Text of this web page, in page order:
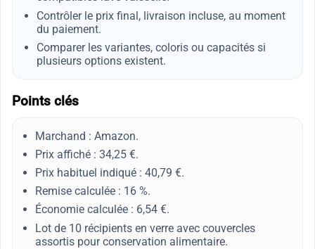
Contrôler le prix final, livraison incluse, au moment
du paiement.
Comparer les variantes, coloris ou capacités si
plusieurs options existent.
Points clés
Marchand : Amazon.
Prix affiché : 34,25 €.
Prix habituel indiqué : 40,79 €.
Remise calculée : 16 %.
Économie calculée : 6,54 €.
Lot de 10 récipients en verre avec couvercles
assortis pour conservation alimentaire.